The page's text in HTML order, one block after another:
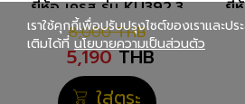
ยี่ห้อ เครส รุ่น KU392.3
8,000 THB
5,190THB
ใส่ตระ
ยี่
เราใช้คุกกี้เพื่อปรับปรุงไซต์ของเราและ
เติมได้ที่ นโยบายความเป็นส่วนตัว